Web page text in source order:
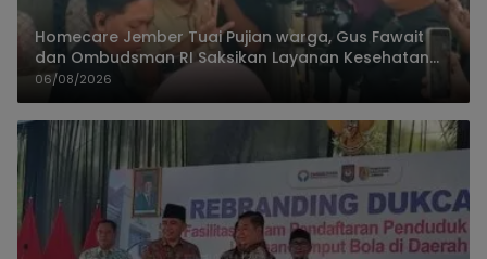
Homecare Jember Tuai Pujian warga, Gus Fawait
dan Ombudsman RI Saksikan Layanan Kesehatan
Rumah Pasien
06/08/2026